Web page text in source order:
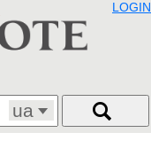
LOGIN
ua